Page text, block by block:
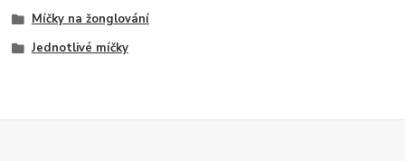
Míčky na žonglování
Jednotlivé míčky